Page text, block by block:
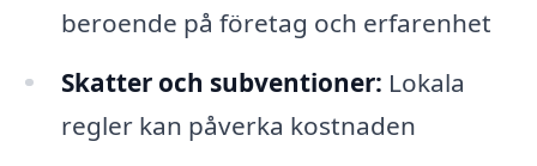
beroende på företag och erfarenhet
Skatter och subventioner: Lokala
regler kan påverka kostnaden